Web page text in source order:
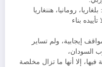
رومانيا، هننغاريا
بناء
إيجابية، ولم تساير
السودان،
فيها، إلا أنها ما تزال مخلصة